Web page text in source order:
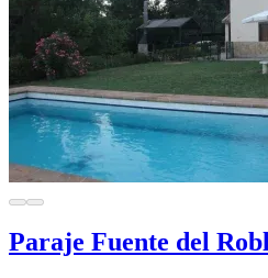
Paraje Fuente del